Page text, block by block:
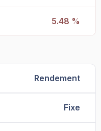
5.48 %
Rendement
Fixe